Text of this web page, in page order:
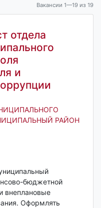
Вакансии 1—19 из 19
отдела
и
РАЙОН
бюджетной
внеплановые
Оформлять